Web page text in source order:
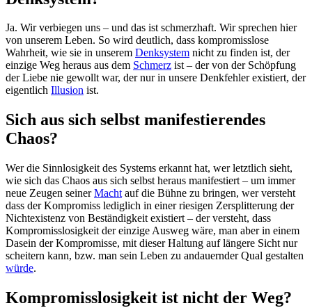
Ja. Wir verbiegen uns – und das ist schmerzhaft. Wir sprechen hier
von unserem Leben. So wird deutlich, dass kompromisslose
Wahrheit, wie sie in unserem Denksystem nicht zu finden ist, der
einzige Weg heraus aus dem Schmerz ist – der von der Schöpfung
der Liebe nie gewollt war, der nur in unsere Denkfehler existiert, der
eigentlich Illusion ist.
Sich aus sich selbst manifestierendes
Chaos?
Wer die Sinnlosigkeit des Systems erkannt hat, wer letztlich sieht,
wie sich das Chaos aus sich selbst heraus manifestiert – um immer
neue Zeugen seinerMacht auf die Bühne zu bringen, wer versteht
dass der Kompromiss lediglich in einer riesigen Zersplitterung der
Nichtexistenz von Beständigkeit existiert – der versteht, dass
Kompromisslosigkeit der einzige Ausweg wäre, man aber in einem
Dasein der Kompromisse, mit dieser Haltung auf längere Sicht nur
scheitern kann, bzw. man sein Leben zu andauernder Qual gestalten
würde.
Kompromisslosigkeit ist nicht der Weg?